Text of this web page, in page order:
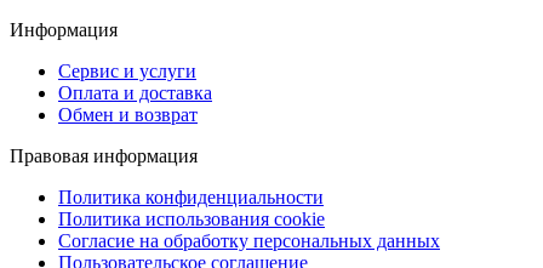
Информация
Сервис и услуги
Оплата и доставка
Обмен и возврат
Правовая информация
Политика конфиденциальности
Политика использования cookie
Согласие на обработку персональных данных
Пользовательское соглашение